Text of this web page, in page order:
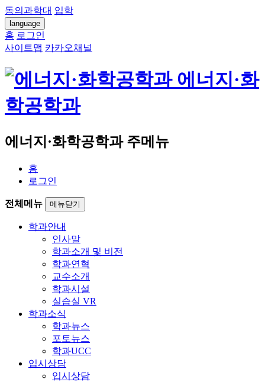
동의과학대 입학
language
홈 로그인
사이트맵 카카오채널
에너지·화
학공학과
에너지·화학공학과 주메뉴
홈
로그인
전체메뉴 메뉴닫기
학과안내
인사말
학과소개 및 비전
학과연혁
교수소개
학과시설
실습실 VR
학과소식
학과뉴스
포토뉴스
학과UCC
입시상담
입시상담